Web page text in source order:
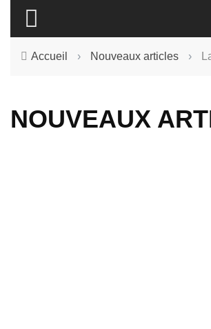
Accueil › Nouveaux articles ›
NOUVEAUX